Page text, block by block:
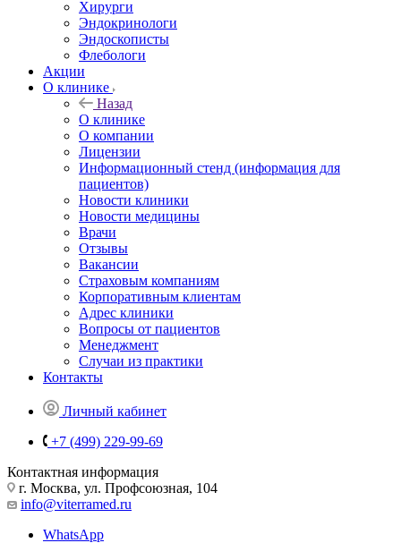
Хирурги
Эндокринологи
Эндоскописты
Флебологи
Акции
О клинике
Назад
О клинике
О компании
Лицензии
Информационный стенд (информация для
пациентов)
Новости клиники
Новости медицины
Врачи
Отзывы
Вакансии
Страховым компаниям
Корпоративным клиентам
Адрес клиники
Вопросы от пациентов
Менеджмент
Случаи из практики
Контакты
Личный кабинет
+7 (499) 229-99-69
Контактная информация
г. Москва, ул. Профсоюзная, 104
info@viterramed.ru
WhatsApp